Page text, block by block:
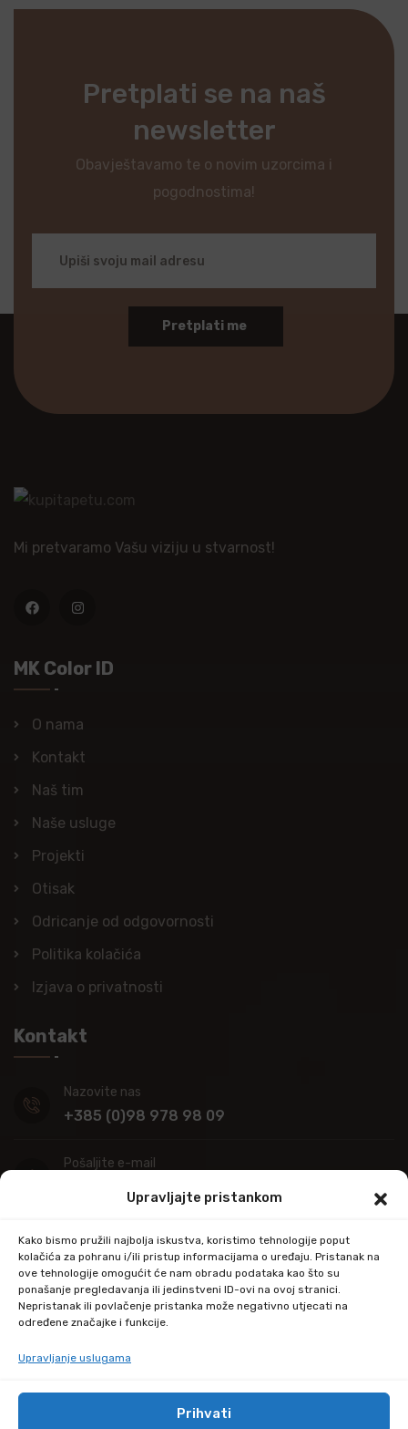
Upravljajte pristankom
Kako bismo pružili najbolja iskustva, koristimo tehnologije poput
kolačića za pohranu i/ili pristup informacijama o uređaju. Pristanak na
ove tehnologije omogućit će nam obradu podataka kao što su
ponašanje pregledavanja ili jedinstveni ID-ovi na ovoj stranici.
Nepristanak ili povlačenje pristanka može negativno utjecati na
određene značajke i funkcije.
Upravljanje uslugama
Prihvati
Pretplati se na naš
newsletter
Obavještavamo te o novim uzorcima i
pogodnostima!
Pretplati me
Mi pretvaramo Vašu viziju u stvarnost!
MK Color ID
O nama
Kontakt
Naš tim
Naše usluge
Projekti
Otisak
Odricanje od odgovornosti
Politika kolačića
Izjava o privatnosti
Kontakt
Nazovite nas
+385 (0)98 978 98 09
Pošaljite e-mail
Adresa
Industrijska ulica 39,
34000 Požega
© Copyright 2024 by kupitapetu.com